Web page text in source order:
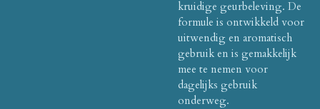
kruidige geurbeleving. De
formule is ontwikkeld voor
uitwendig en aromatisch
gebruik en is gemakkelijk
mee te nemen voor
dagelijks gebruik
onderweg.